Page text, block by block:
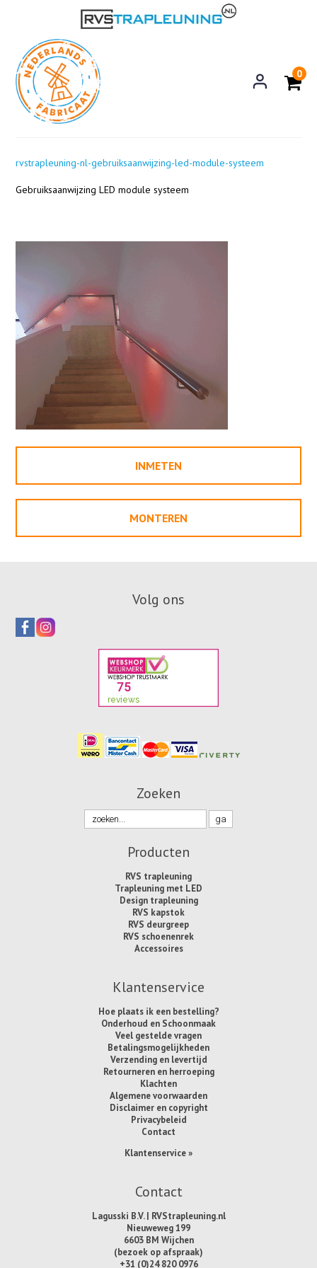
0
rvstrapleuning-nl-gebruiksaanwijzing-led-module-systeem
Gebruiksaanwijzing LED module systeem
INMETEN
MONTEREN
Volg ons
Zoeken
Producten
RVS trapleuning
Trapleuning met LED
Design trapleuning
RVS kapstok
RVS deurgreep
RVS schoenenrek
Accessoires
Klantenservice
Hoe plaats ik een bestelling?
Onderhoud en Schoonmaak
Veel gestelde vragen
Betalingsmogelijkheden
Verzending en levertijd
Retourneren en herroeping
Klachten
Algemene voorwaarden
Disclaimer en copyright
Privacybeleid
Contact
Klantenservice »
Contact
Lagusski B.V. | RVStrapleuning.nl
Nieuweweg 199
6603 BM Wijchen
(bezoek op afspraak)
+31 (0)24 820 0976